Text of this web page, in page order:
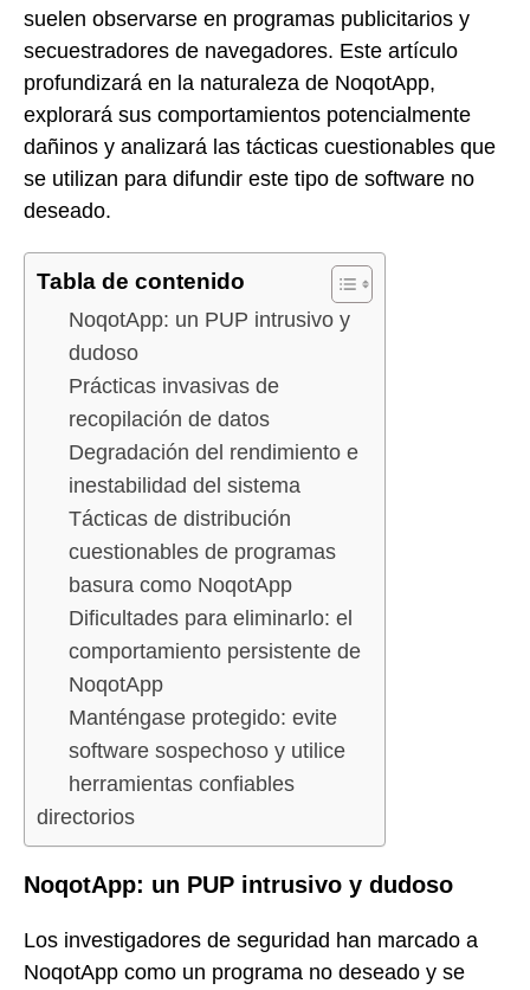
suelen observarse en programas publicitarios y
secuestradores de navegadores. Este artículo
profundizará en la naturaleza de NoqotApp,
explorará sus comportamientos potencialmente
dañinos y analizará las tácticas cuestionables que
se utilizan para difundir este tipo de software no
deseado.
Tabla de contenido
NoqotApp: un PUP intrusivo y
dudoso
Prácticas invasivas de
recopilación de datos
Degradación del rendimiento e
inestabilidad del sistema
Tácticas de distribución
cuestionables de programas
basura como NoqotApp
Dificultades para eliminarlo: el
comportamiento persistente de
NoqotApp
Manténgase protegido: evite
software sospechoso y utilice
herramientas confiables
directorios
NoqotApp: un PUP intrusivo y dudoso
Los investigadores de seguridad han marcado a
NoqotApp como un programa no deseado y se